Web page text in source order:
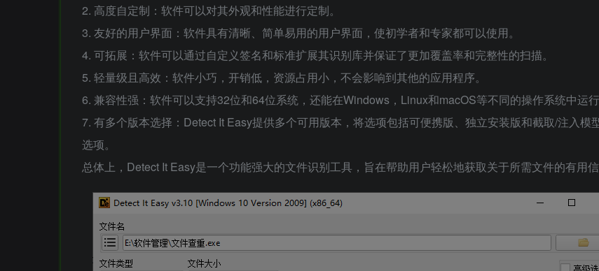
2. 高度自定制：软件可以对其外观和性能进行定制。
3. 友好的用户界面：软件具有清晰、简单易用的用户界面，使初学者和专家都可以使用。
4. 可拓展：软件可以通过自定义签名和标准扩展其识别库并保证了更加覆盖率和完整性的扫描。
5. 轻量级且高效：软件小巧，开销低，资源占用小，不会影响到其他的应用程序。
6. 兼容性强：软件可以支持32位和64位系统，还能在Windows，Linux和macOS等不同的操作系统中运行
7. 有多个版本选择：Detect It Easy提供多个可用版本，将选项包括可便携版、独立安装版和截取/注入模
选项。
总体上，Detect It Easy是一个功能强大的文件识别工具，旨在帮助用户轻松地获取关于所需文件的有用信